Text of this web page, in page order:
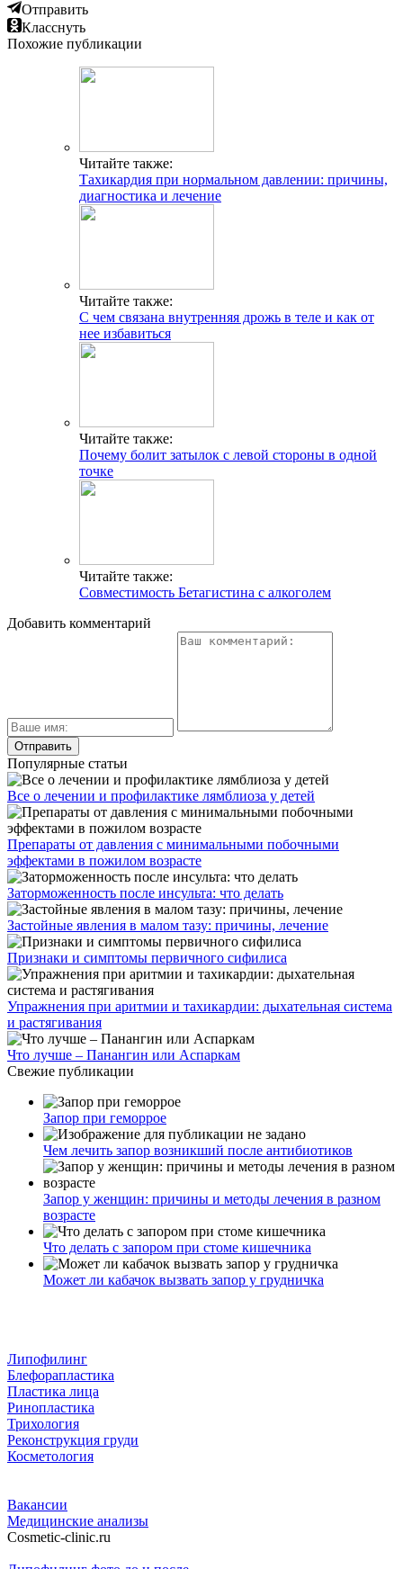
Отправить
Класснуть
Похожие публикации
Читайте также:
Тахикардия при нормальном давлении: причины,
диагностика и лечение
Читайте также:
С чем связана внутренняя дрожь в теле и как от
нее избавиться
Читайте также:
Почему болит затылок с левой стороны в одной
точке
Читайте также:
Совместимость Бетагистина с алкоголем
Добавить комментарий
Популярные статьи
Все о лечении и профилактике лямблиоза у детей
Препараты от давления с минимальными побочными
эффектами в пожилом возрасте
Заторможенность после инсульта: что делать
Застойные явления в малом тазу: причины, лечение
Признаки и симптомы первичного сифилиса
Упражнения при аритмии и тахикардии: дыхательная система
и растягивания
Что лучше – Панангин или Аспаркам
Свежие публикации
Запор при геморрое
Чем лечить запор возникший после антибиотиков
Запор у женщин: причины и методы лечения в разном
возрасте
Что делать с запором при стоме кишечника
Может ли кабачок вызвать запор у грудничка
Липофилинг
Блефорапластика
Пластика лица
Ринопластика
Трихология
Реконструкция груди
Косметология
Вакансии
Медицинские анализы
Cosmetic-clinic.ru